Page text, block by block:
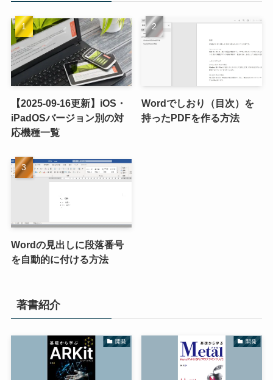
【2025-09-16更新】iOS・
iPadOSバージョン別の対
応機種一覧
Wordでしおり（目次）を
持ったPDFを作る方法
Wordの見出しに段落番号
を自動的に付ける方法
著書紹介
開発 開発